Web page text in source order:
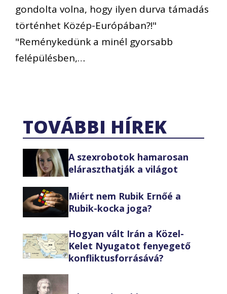
gondolta volna, hogy ilyen durva támadás
történhet Közép-Európában?!"
"Reménykedünk a minél gyorsabb
felépülésben,…
TOVÁBBI HÍREK
A szexrobotok hamarosan
eláraszthatják a világot
Miért nem Rubik Ernőé a
Rubik-kocka joga?
Hogyan vált Irán a Közel-
Kelet Nyugatot fenyegető
konfliktusforrásává?